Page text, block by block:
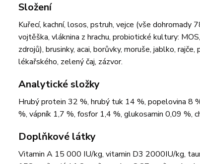
Složení
Kuřecí, kachní, losos, pstruh, vejce (vše dohromady
vojtěška, vláknina z hrachu, probiotické kultury:
zdrojů), brusinky, acai, borůvky, moruše, jablko,
lékařského, zelený čaj, zázvor.
Analytické složky
Hrubý protein 32 %, hrubý tuk 14 %, popelovina 8
%, vápník 1,7 %, fosfor 1,4 %, glukosamin 0,09 %,
Doplňkové látky
Vitamin A 15 000 IU/kg, vitamin D3 2000IU/kg,